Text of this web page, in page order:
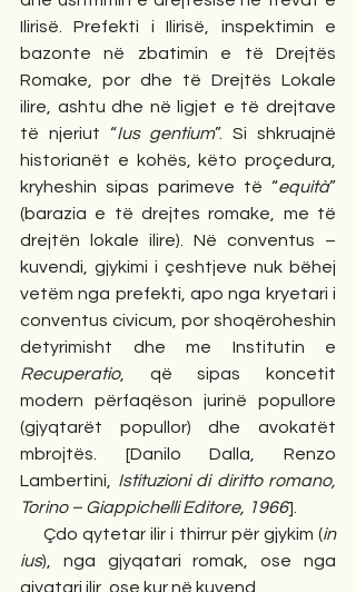
Ilirisë. Prefekti i Ilirisë, inspektimin e
bazonte në zbatimin e të Drejtës
Romake, por dhe të Drejtës Lokale
ilire, ashtu dhe në ligjet e të drejtave
të njeriut “Ius gentium”. Si shkruajnë
historianët e kohës, këto proçedura,
kryheshin sipas parimeve të “equità”
(barazia e të drejtes romake, me të
drejtën lokale ilire). Në conventus –
kuvendi, gjykimi i çeshtjeve nuk bëhej
vetëm nga prefekti, apo nga kryetari i
conventus civicum, por shoqëroheshin
Recuperatio, që sipas koncetit
modern përfaqëson jurinë popullore
(gjyqtarët popullor) dhe avokatët
mbrojtës. [Danilo Dalla, Renzo
Lambertini, Istituzioni di diritto romano,
Torino – Giappichelli Editore, 1966].
Çdo qytetar ilir i thirrur për gjykim (in
ius), nga gjyqatari romak, ose nga
gjyqtari ilir, ose kur në kuvend